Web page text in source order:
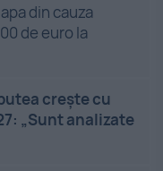
din cauza
de euro la
crește cu
„Sunt analizate